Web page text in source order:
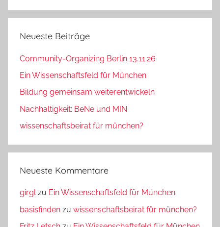
Neueste Beiträge
Community-Organizing Berlin 13.11.26
Ein Wissenschaftsfeld für München
Bildung gemeinsam weiterentwickeln
Nachhaltigkeit: BeNe und MIN
wissenschaftsbeirat für münchen?
Neueste Kommentare
girglzu Ein Wissenschaftsfeld für München
basisfinden zu wissenschaftsbeirat für münchen?